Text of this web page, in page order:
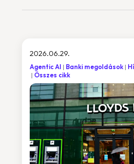
2026.06.29.
Agentic AI Banki megoldások
Összes cikk